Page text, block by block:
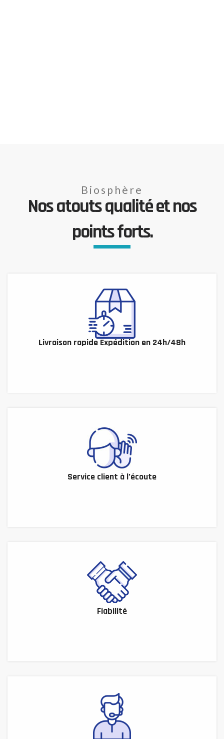
Biosphère
Nos atouts qualité et nos
points forts.
Livraison rapide Expédition en 24h/48h
Service client à l’écoute
Fiabilité